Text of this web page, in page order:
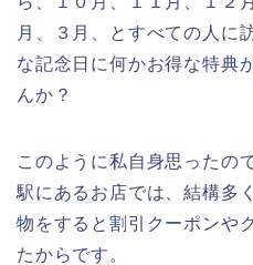
月、３月、とすべての人に
な記念日に何かお得な特典
んか？
このように私自身思ったの
駅にあるお店では、結構多
物をすると割引クーポンや
たからです。